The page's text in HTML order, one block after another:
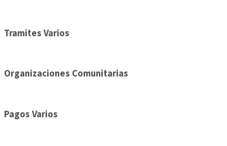
Tramites Varios
Organizaciones Comunitarias
Pagos Varios